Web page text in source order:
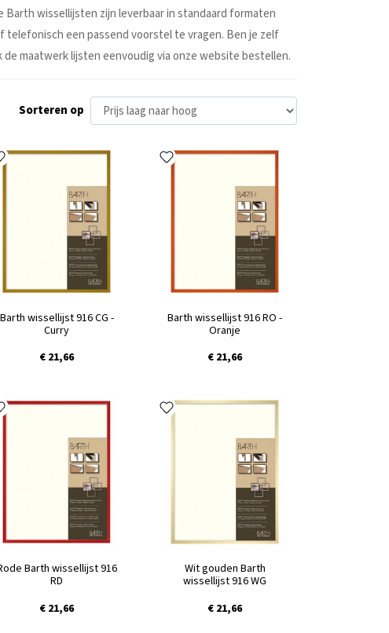
wissellijsten zijn leverbaar in standaard formaten
telefonisch een passend voorstel te vragen. Ben je zelf
maatwerk lijsten eenvoudig via onze website bestellen.
Sorteren op
Barth wissellijst 916 CG -
Curry
€ 21,66
Barth wissellijst 916 RO -
Oranje
€ 21,66
Barth wissellijst 916
RD
€ 21,66
Wit gouden Barth
wissellijst 916 WG
€ 21,66